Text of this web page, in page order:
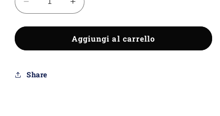
Diminuisci
quantità
per
Alloy
Stand
For
Aumenta
quantità
per
Aluminum
Alloy
Aggiungi al carrello
Share